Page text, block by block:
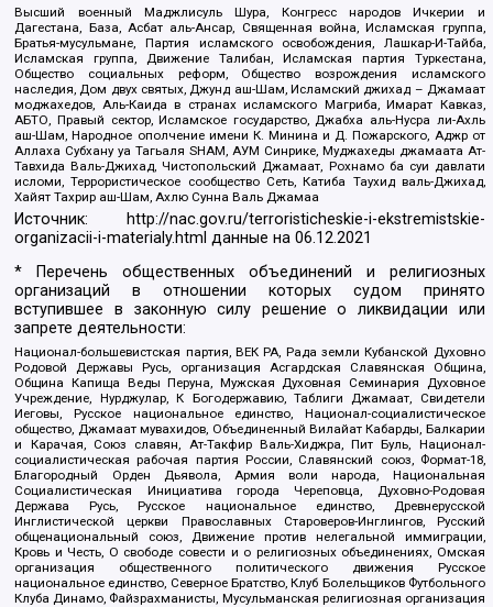
Высший военный Маджлисуль Шура, Конгресс народов Ичкерии и
Дагестана, База, Асбат аль-Ансар, Священная война, Исламская группа,
Братья-мусульмане, Партия исламского освобождения, Лашкар-И-Тайба,
Исламская группа, Движение Талибан, Исламская партия Туркестана,
Общество социальных реформ, Общество возрождения исламского
наследия, Дом двух святых, Джунд аш-Шам, Исламский джихад – Джамаат
моджахедов, Аль-Каида в странах исламского Магриба, Имарат Кавказ,
АБТО, Правый сектор, Исламское государство, Джабха аль-Нусра ли-Ахль
аш-Шам, Народное ополчение имени К. Минина и Д. Пожарского, Аджр от
Аллаха Субхану уа Тагьаля SHAM, АУМ Синрике, Муджахеды джамаата Ат-
Тавхида Валь-Джихад, Чистопольский Джамаат, Рохнамо ба суи давлати
исломи, Террористическое сообщество Сеть, Катиба Таухид валь-Джихад,
Хайят Тахрир аш-Шам, Ахлю Сунна Валь Джамаа
Источник:
http://nac.gov.ru/terroristicheskie-i-ekstremistskie-
organizacii-i-materialy.html данные на06.12.2021
* Перечень общественных объединений и религиозных
организаций в отношении которых судом принято
вступившее в законную силу решение о ликвидации или
запрете деятельности:
Национал-большевистская партия, ВЕК РА, Рада земли Кубанской Духовно
Родовой Державы Русь, организация Асгардская Славянская Община,
Община Капища Веды Перуна, Мужская Духовная Семинария Духовное
Учреждение, Нурджулар, К Богодержавию, Таблиги Джамаат, Свидетели
Иеговы, Русское национальное единство, Национал-социалистическое
общество, Джамаат мувахидов, Объединенный Вилайат Кабарды, Балкарии
и Карачая, Союз славян, Ат-Такфир Валь-Хиджра, Пит Буль, Национал-
социалистическая рабочая партия России, Славянский союз, Формат-18,
Благородный Орден Дьявола, Армия воли народа, Национальная
Социалистическая Инициатива города Череповца, Духовно-Родовая
Держава Русь, Русское национальное единство, Древнерусской
Инглистической церкви Православных Староверов-Инглингов, Русский
общенациональный союз, Движение против нелегальной иммиграции,
Кровь и Честь, О свободе совести и о религиозных объединениях, Омская
организация общественного политического движения Русское
национальное единство, Северное Братство, Клуб Болельщиков Футбольного
Клуба Динамо, Файзрахманисты, Мусульманская религиозная организация